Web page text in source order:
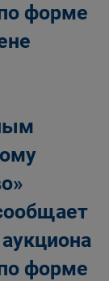
форме
форме